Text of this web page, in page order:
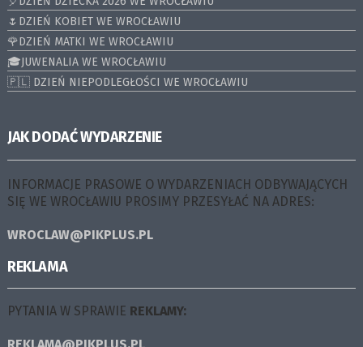
🌷DZIEŃ KOBIET WE WROCŁAWIU
🌹DZIEŃ MATKI WE WROCŁAWIU
🎓JUWENALIA WE WROCŁAWIU
🇵🇱 DZIEŃ NIEPODLEGŁOŚCI WE WROCŁAWIU
JAK DODAĆ WYDARZENIE
INFORMACJE PRASOWE O WYDARZENIACH ODBYWAJĄCYCH
SIĘ WE WROCŁAWIU PROSIMY PRZESYŁAĆ NA ADRES:
WROCLAW@PIKPLUS.PL
REKLAMA
PYTANIA W SPRAWIE REKLAMY: